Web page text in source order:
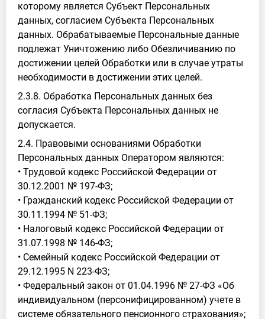
которому является Субъект Персональных
данных, согласием Субъекта Персональных
данных. Обрабатываемые Персональные данные
подлежат Уничтожению либо Обезличиванию по
достижении целей Обработки или в случае утраты
необходимости в достижении этих целей.
2.3.8. Обработка Персональных данных без
согласия Субъекта Персональных данных не
допускается.
2.4. Правовыми основаниями Обработки
Персональных данных Оператором являются:
• Трудовой кодекс Российской Федерации от
30.12.2001 № 197-ФЗ;
• Гражданский кодекс Российской Федерации от
30.11.1994 № 51-ФЗ;
• Налоговый кодекс Российской Федерации от
31.07.1998 № 146-ФЗ;
• Семейный кодекс Российской Федерации от
29.12.1995 N 223-ФЗ;
• Федеральный закон от 01.04.1996 № 27-ФЗ «Об
индивидуальном (персонифицированном) учете в
системе обязательного пенсионного страхования»;